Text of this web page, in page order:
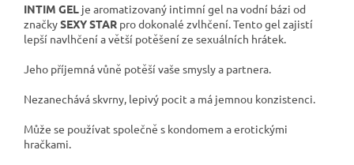
INTIM GEL je aromatizovaný intimní gel na vodní bázi od
značkySEXY STAR pro dokonalé zvlhčení. Tento gel zajistí
lepší navlhčení a větší potěšení ze sexuálních hrátek.
Jeho příjemná vůně potěší vaše smysly a partnera.
Nezanechává skvrny, lepivý pocit a má jemnou konzistenci.
Může se používat společně s kondomem a erotickými
hračkami.